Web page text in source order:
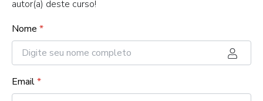
autor(a) deste curso!
Nome *
Email*